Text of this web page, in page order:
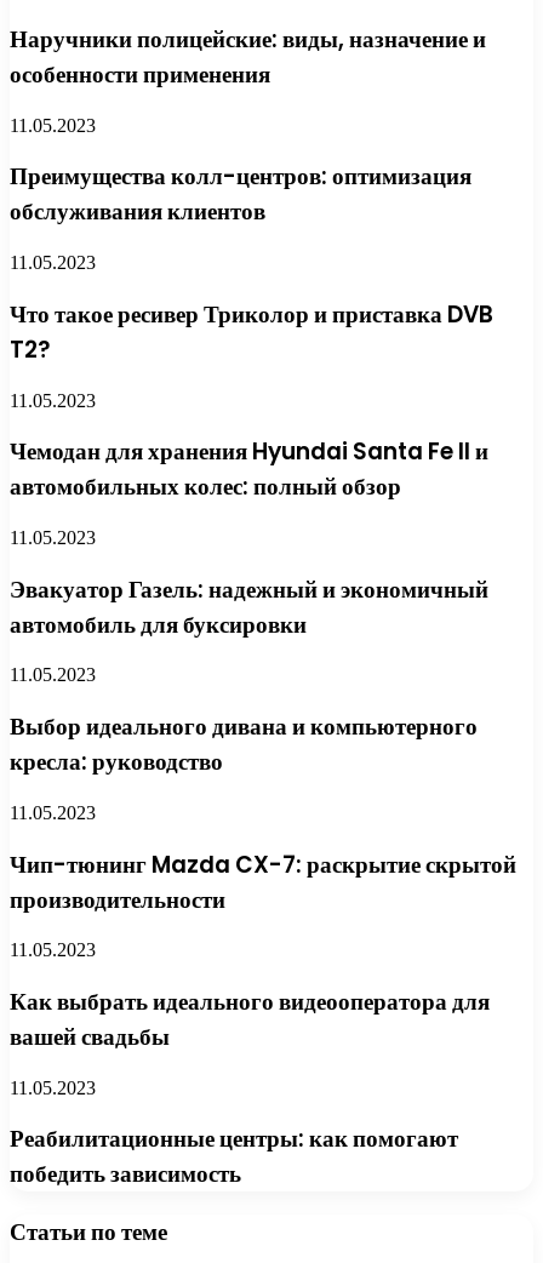
Наручники полицейские: виды, назначение и
особенности применения
11.05.2023
Преимущества колл-центров: оптимизация
обслуживания клиентов
11.05.2023
Что такое ресивер Триколор и приставка DVB
T2?
11.05.2023
Чемодан для хранения Hyundai Santa Fe II и
автомобильных колес: полный обзор
11.05.2023
Эвакуатор Газель: надежный и экономичный
автомобиль для буксировки
11.05.2023
Выбор идеального дивана и компьютерного
кресла: руководство
11.05.2023
Чип-тюнинг Mazda CX-7: раскрытие скрытой
производительности
11.05.2023
Как выбрать идеального видеооператора для
вашей свадьбы
11.05.2023
Реабилитационные центры: как помогают
победить зависимость
Статьи по теме